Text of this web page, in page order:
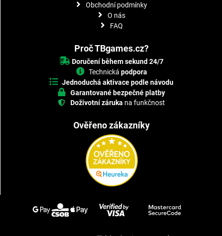
Obchodní podmínky
O nás
FAQ
Proč TBgames.cz?
Doručení během sekund 24/7
Technická podpora
Jednoduchá aktivace podle návodu
Garantované bezpečné platby
Doživotní záruka na funkčnost
Ověřeno zákazníky